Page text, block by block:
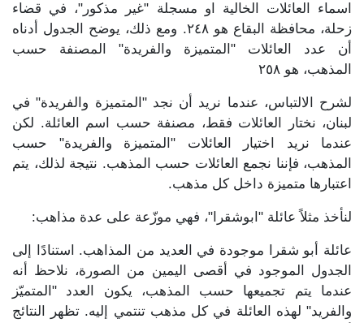
اسماء العائلات الخالية او مسجلة "غير مذكور"، في قضاء
زحلة، محافظة البقاع هو ٢٤٨. ومع ذلك، يوضح الجدول أدناه
أن عدد العائلات "المتميزة والفريدة" المصنفة حسب
المذهب، هو ٢٥٨
لشرح الالتباس، عندما نريد أن نجد "المتميزة والفريدة" في
لبنان، نختار العائلات فقط، مصنفة حسب اسم العائلة. لكن
عندما نريد اختيار العائلات "المتميزة والفريدة" حسب
المذهب، فإننا نجمع العائلات حسب المذهب. نتيجة لذلك، يتم
اعتبارها متميزة داخل كل مذهب.
لنأخذ مثلاً عائلة "ابوشقرا"، فهي موزّعة على عدة مذاهب:
عائلة أبو شقرا موجودة في العديد من المذاهب. استنادًا إلى
الجدول الموجود في أقصى اليمين من الصورة، نلاحظ أنه
عندما يتم تجميعها حسب المذهب، يكون العدد "المتميّز
والفريد" لهذه العائلة في كل مذهب تنتمي إليه. تظهر النتائج